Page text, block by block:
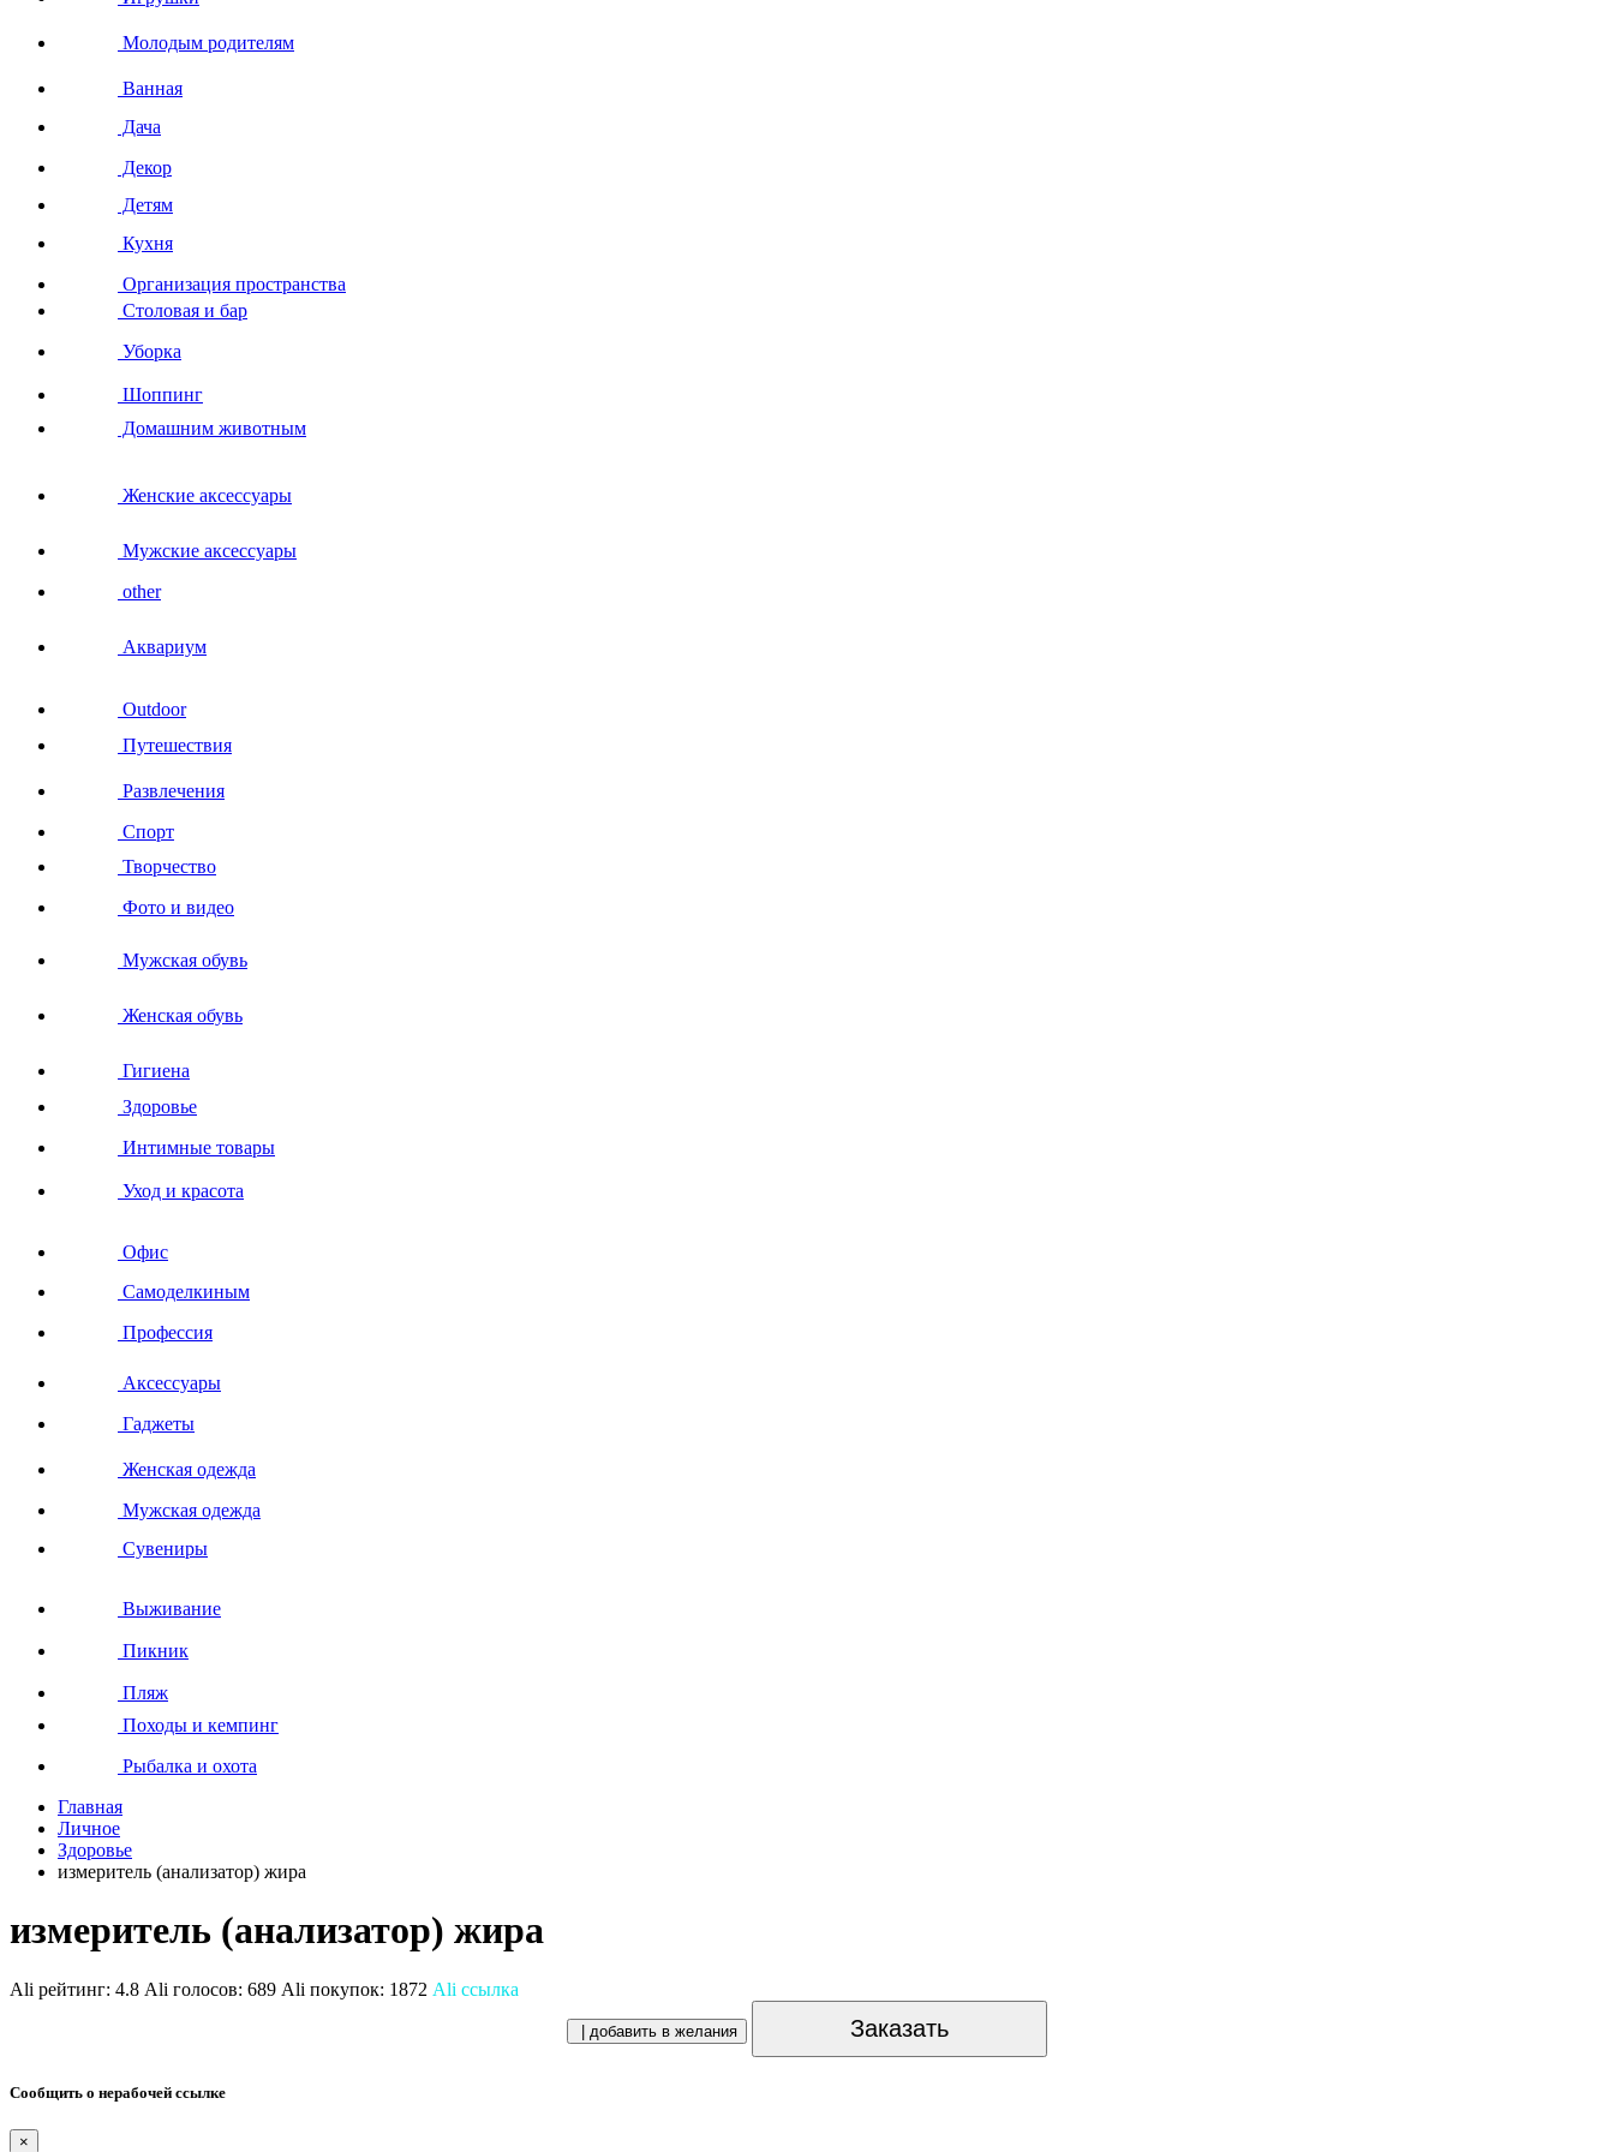
Молодым родителям
Ванная
Дача
Декор
Детям
Кухня
Организация пространства
Столовая и бар
Уборка
Шоппинг
Домашним животным
Женские аксессуары
Мужские аксессуары
other
Аквариум
Outdoor
Путешествия
Развлечения
Спорт
Творчество
Фото и видео
Мужская обувь
Женская обувь
Гигиена
Здоровье
Интимные товары
Уход и красота
Офис
Самоделкиным
Профессия
Аксессуары
Гаджеты
Женская одежда
Мужская одежда
Сувениры
Выживание
Пикник
Пляж
Походы и кемпинг
Рыбалка и охота
Главная
Личное
Здоровье
измеритель (анализатор) жира
измеритель (анализатор) жира
Ali рейтинг: 4.8 Ali голосов: 689 Ali покупок: 1872 Ali ссылка
| добавить в желания Заказать
Сообщить о нерабочей ссылке
×